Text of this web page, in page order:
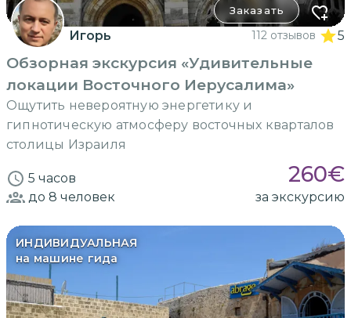
Заказать
Игорь 112 отзывов 5
Обзорная экскурсия «Удивительные
локации Восточного Иерусалима»
Ощутить невероятную энергетику и
гипнотическую атмосферу восточных кварталов
столицы Израиля
5 часов 260€
до 8 человек за экскурсию
ИНДИВИДУАЛЬНАЯ
на машине гида